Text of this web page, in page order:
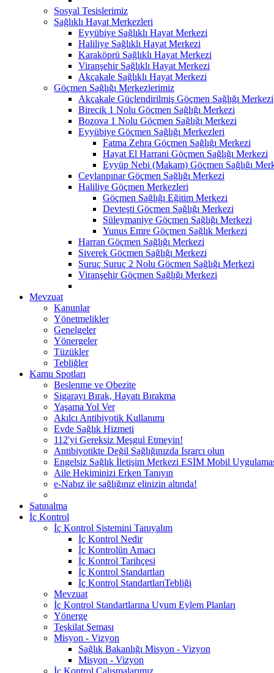
Sosyal Tesislerimiz
Sağlıklı Hayat Merkezleri
Eyyübiye Sağlıklı Hayat Merkezi
Haliliye Sağlıklı Hayat Merkezi
Karaköprü Sağlıklı Hayat Merkezi
Viranşehir Sağlıklı Hayat Merkezi
Akçakale Sağlıklı Hayat Merkezi
Göçmen Sağlığı Merkezlerimiz
Akçakale Güçlendirilmiş Göçmen Sağlığı Merkezi
Birecik 1 Nolu Göçmen Sağlığı Merkezi
Bozova 1 Nolu Göçmen Sağlığı Merkezi
Eyyübiye Göçmen Sağlığı Merkezleri
Fatma Zehra Göçmen Sağlığı Merkezi
Hayat El Harrani Göçmen Sağlığı Merkezi
Eyyüp Nebi (Makam) Göçmen Sağlığı
Ceylanpınar Göçmen Sağlığı Merkezi
Haliliye Göçmen Merkezleri
Göçmen Sağlığı Eğitim Merkezi
Devteşti Göçmen Sağlığı Merkezi
Süleymaniye Göçmen Sağlığı Merkezi
Yunus Emre Göçmen Sağlık Merkezi
Harran Göçmen Sağlığı Merkezi
Siverek Göçmen Sağlığı Merkezi
Suruç Suruç 2 Nolu Göçmen Sağlığı Merkezi
Viranşehir Göçmen Sağlığı Merkezi
Mevzuat
Kanunlar
Yönetmelikler
Genelgeler
Yönergeler
Tüzükler
Tebliğler
Kamu Spotları
Beslenme ve Obezite
Sigarayı Bırak, Hayatı Bırakma
Yaşama Yol Ver
Akılcı Antibiyotik Kullanımı
Evde Sağlık Hizmeti
112'yi Gereksiz Meşgul Etmeyin!
Antibiyotikte Değil Sağlığınızda Israrcı olun
Engelsiz Sağlık İletişim Merkezi ESİM Mobil
Aile Hekiminizi Erken Tanıyın
e-Nabız ile sağlığınız elinizin altında!
Satınalma
İç Kontrol
İç Kontrol Sistemini Tanıyalım
İç Kontrol Nedir
İç Kontrolün Amacı
İç Kontrol Tarihçesi
İç Kontrol Standartları
İç Kontrol StandartlarıTebliği
Mevzuat
İç Kontrol Standartlarına Uyum Eylem Planları
Yönerge
Teşkilat Şeması
Misyon - Vizyon
Sağlık Bakanlığı Misyon - Vizyon
Misyon - Vizyon
İç Kontrol Çalışmalarımız